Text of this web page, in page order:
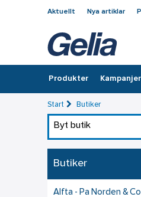
Aktuellt Nya artiklar
Produkter Kampanjer
Start Butiker
Byt butik
Butiker
Alfta - Pa Norden & Co